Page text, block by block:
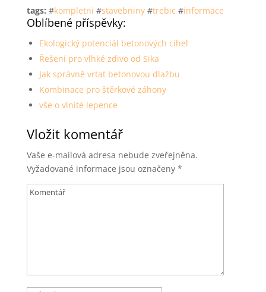
tags: #kompletni #stavebniny#trebic #informace
Oblíbené příspěvky:
Ekologický potenciál betonových cihel
Řešení pro vlhké zdivo od Sika
Jak správně vrtat betonovou dlažbu
Kombinace pro štěrkové záhony
vše o vlnité lepence
Vložit komentář
Vaše e-mailová adresa nebude zveřejněna.
Vyžadované informace jsou označeny *